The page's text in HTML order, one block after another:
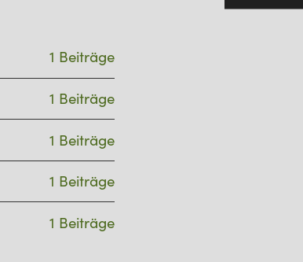
1 Beiträge
1 Beiträge
1 Beiträge
1 Beiträge
1 Beiträge